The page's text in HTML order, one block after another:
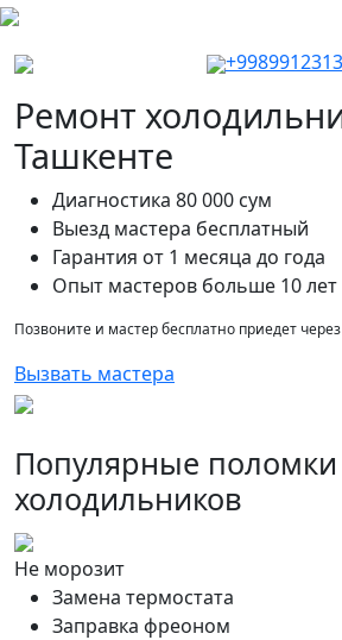
Ремонт
Ташкенте
Диагностика 80 000 сум
Выезд мастера бесплатный
Гарантия от 1 месяца до года
Опыт мастеров больше 10 лет
Позвоните и мастер бесплатно приедет
Вызвать мастера
Популярные поломки
холодильников
Не морозит
Замена термостата
Заправка фреоном